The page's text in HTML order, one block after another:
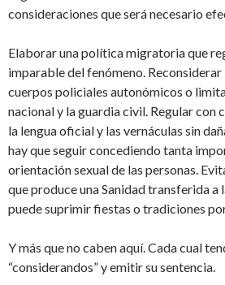
consideraciones que será necesario
Elaborar una política migratoria que
imparable del fenómeno.
cuerpos policiales autonómicos o
nacional y la guardia civil. Regular con
la lengua oficial y las vernáculas sin
hay que seguir concediendo tanta
orientación sexual de las personas.
que produce una Sanidad transferida a
puede suprimir fiestas o tradiciones
Y más que no caben aquí. Cada cual
“considerandos” y emitir su sentencia.